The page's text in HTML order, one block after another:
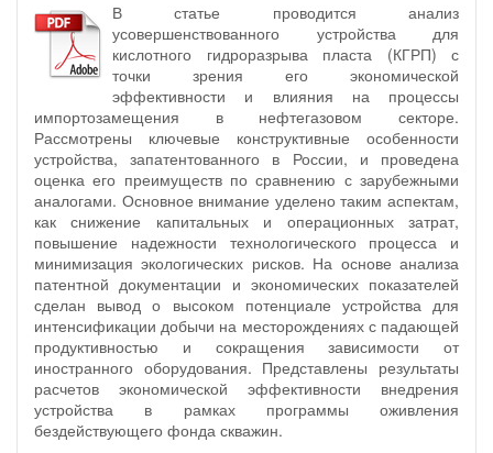
В статье проводится анализ
усовершенствованного устройства для
кислотного гидроразрыва пласта (КГРП) с
точки зрения его экономической
эффективности и влияния на процессы
импортозамещения в нефтегазовом секторе.
Рассмотрены ключевые конструктивные особенности
устройства, запатентованного в России, и проведена
оценка его преимуществ по сравнению с зарубежными
аналогами. Основное внимание уделено таким аспектам,
как снижение капитальных и операционных затрат,
повышение надежности технологического процесса и
минимизация экологических рисков. На основе анализа
патентной документации и экономических показателей
сделан вывод о высоком потенциале устройства для
интенсификации добычи на месторождениях с падающей
продуктивностью и сокращения зависимости от
иностранного оборудования. Представлены результаты
расчетов экономической эффективности внедрения
устройства в рамках программы оживления
бездействующего фонда скважин.